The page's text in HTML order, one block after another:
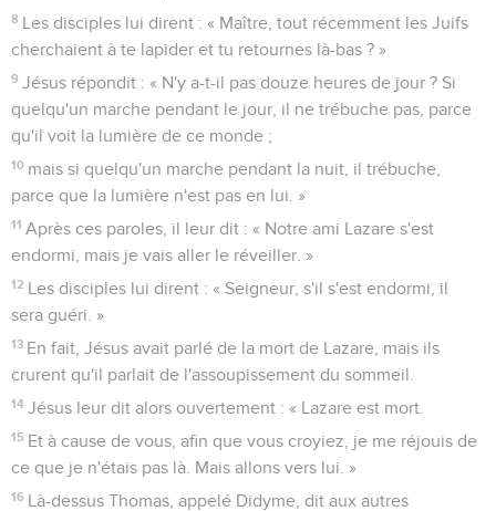
8 Les disciples lui dirent : « Maître, tout récemment les Juifs
cherchaient à te lapider et tu retournes là-bas ? »
9 Jésus répondit : « N'y a-t-il pas douze heures de jour ? Si
quelqu'un marche pendant le jour, il ne trébuche pas, parce
qu'il voit la lumière de ce monde ;
10 mais si quelqu'un marche pendant la nuit, il trébuche,
parce que la lumière n'est pas en lui. »
11 Après ces paroles, il leur dit : « Notre ami Lazare s'est
endormi, mais je vais aller le réveiller. »
12 Les disciples lui dirent : « Seigneur, s'il s'est endormi, il
sera guéri. »
13 En fait, Jésus avait parlé de la mort de Lazare, mais ils
crurent qu'il parlait de l'assoupissement du sommeil.
14 Jésus leur dit alors ouvertement : « Lazare est mort.
15 Et à cause de vous, afin que vous croyiez, je me réjouis de
ce que je n'étais pas là. Mais allons vers lui. »
16 Là-dessus Thomas, appelé Didyme, dit aux autres